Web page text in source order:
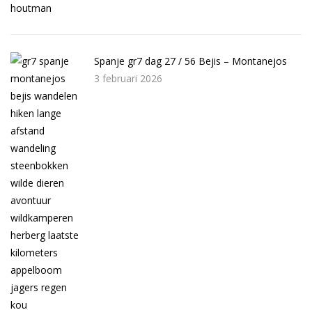
Spanje gr7 dag 27 / 56 Bejis – Montanejos
3 februari 2026